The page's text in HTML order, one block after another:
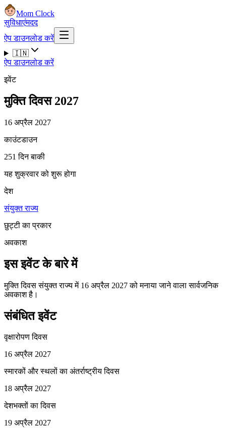
Mom Clock
सुविधाएंमदद
ऐप डाउनलोड करें
🇮🇳
ऐप डाउनलोड करें
इवेंट
मुक्ति दिवस 2027
16 अप्रैल 2027
काउंटडाउन
251 दिन बाकी
यह शुक्रवार को शुरू होगा
देश
संयुक्त राज्य
छुट्टी का प्रकार
अवकाश
इस इवेंट के बारे में
मुक्ति दिवस संयुक्त राज्य में 16 अप्रैल 2027 को मनाया जाने वाला सार्वजनिक
अवकाश है।
संबंधित इवेंट
वृक्षारोपण दिवस
16 अप्रैल 2027
स्मारकों और स्थलों का अंतर्राष्ट्रीय दिवस
18 अप्रैल 2027
देशभक्तों का दिवस
19 अप्रैल 2027